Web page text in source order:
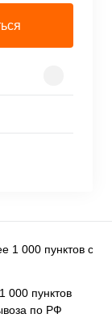
000 пунктов
по РФ